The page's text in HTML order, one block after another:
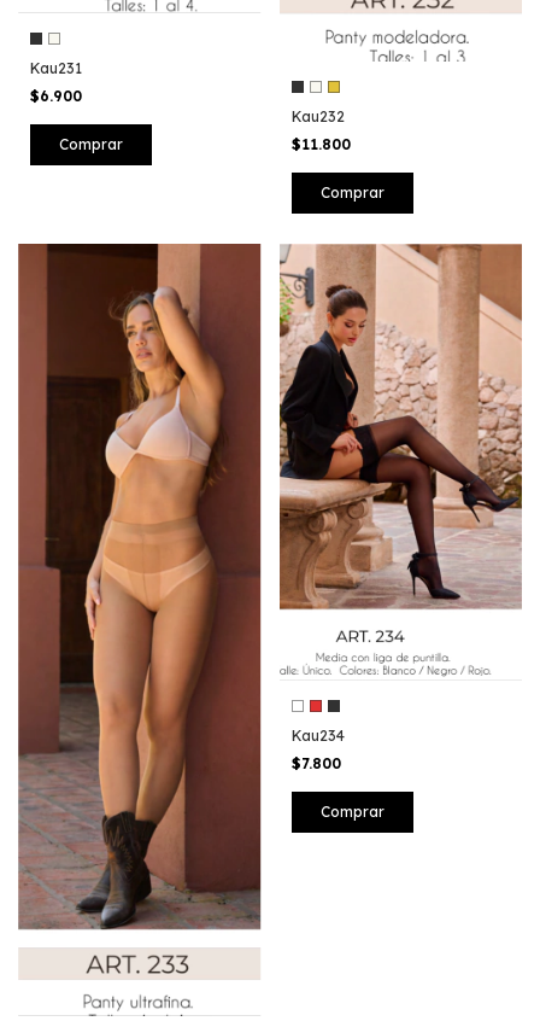
Kau231
$6.900
Comprar
Kau232
$11.800
Comprar
Kau234
$7.800
Comprar